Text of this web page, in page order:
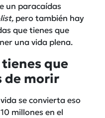
un paracaídas
pero también hay
que tienes que
una vida plena.
tienes que
de morir
se convierta eso
millones en el